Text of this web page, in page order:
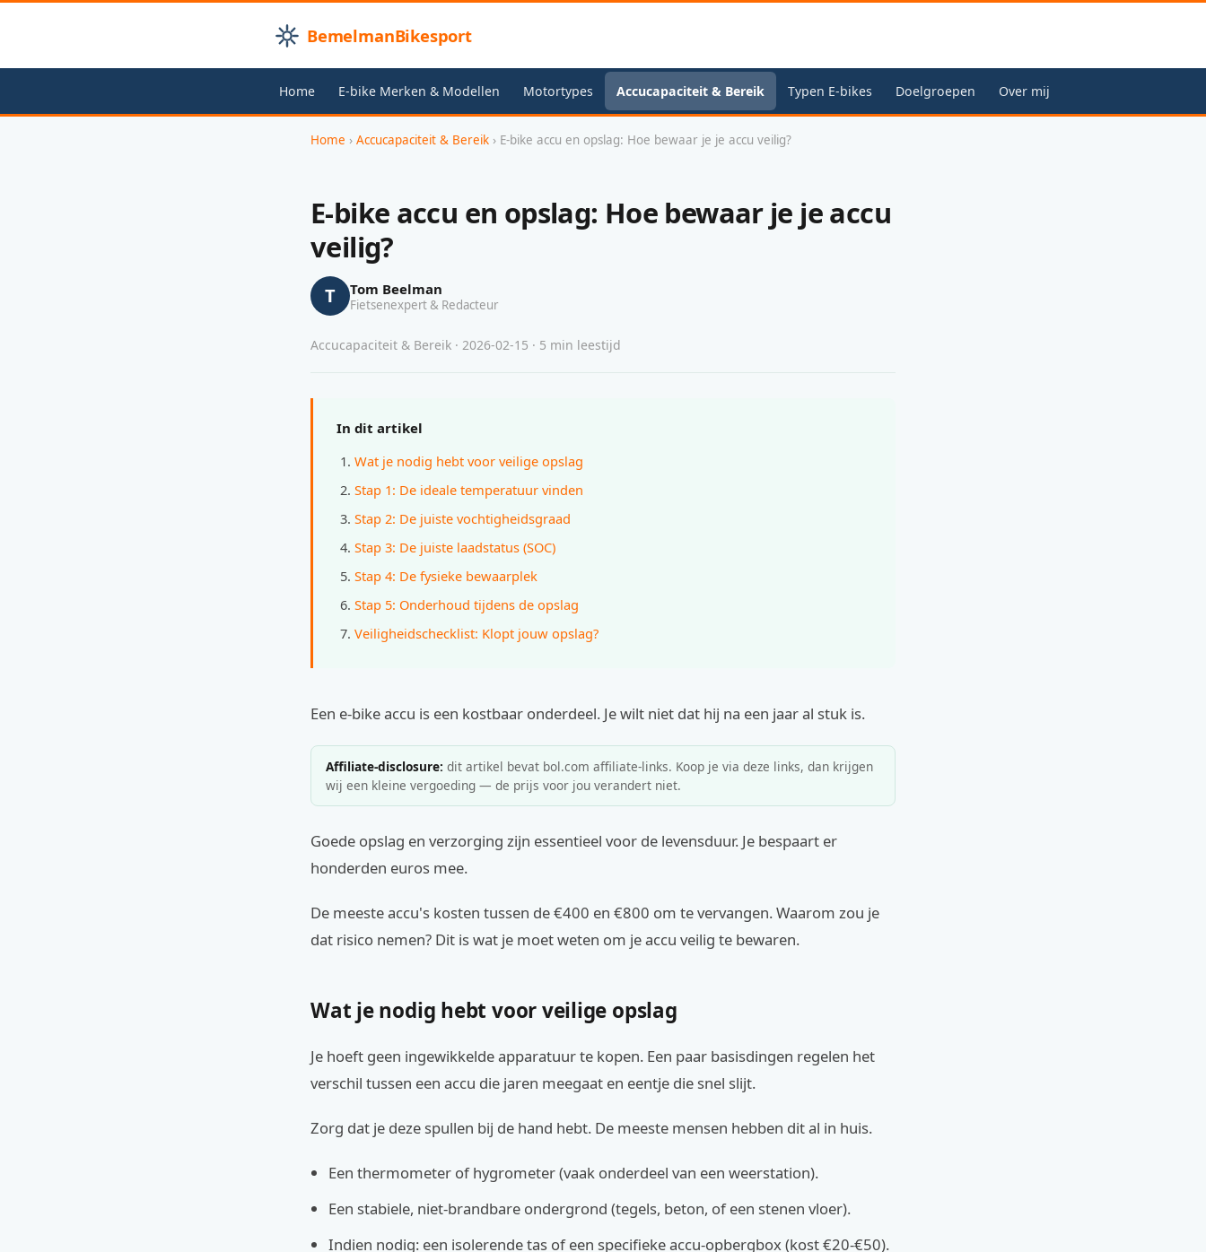
BemelmanBikesport
Home E-bike Merken & Modellen Motortypes Accucapaciteit & Bereik Typen E-bikes Doelgroepen Over mij
Home › Accucapaciteit & Bereik › E-bike accu en opslag: Hoe bewaar je je accu veilig?
E-bike accu en opslag: Hoe bewaar je je accu
veilig?
T Tom Beelman
Fietsenexpert & Redacteur
Accucapaciteit & Bereik · 2026-02-15 · 5 min leestijd
In dit artikel
Wat je nodig hebt voor veilige opslag
Stap 1: De ideale temperatuur vinden
Stap 2: De juiste vochtigheidsgraad
Stap 3: De juiste laadstatus (SOC)
Stap 4: De fysieke bewaarplek
Stap 5: Onderhoud tijdens de opslag
Veiligheidschecklist: Klopt jouw opslag?
Een e-bike accu is een kostbaar onderdeel. Je wilt niet dat hij na een jaar al stuk is.
Affiliate-disclosure: dit artikel bevat bol.com affiliate-links. Koop je via deze links, dan krijgen
wij een kleine vergoeding — de prijs voor jou verandert niet.
Goede opslag en verzorging zijn essentieel voor de levensduur. Je bespaart er
honderden euros mee.
De meeste accu's kosten tussen de €400 en €800 om te vervangen. Waarom zou je
dat risico nemen? Dit is wat je moet weten om je accu veilig te bewaren.
Wat je nodig hebt voor veilige opslag
Je hoeft geen ingewikkelde apparatuur te kopen. Een paar basisdingen regelen het
verschil tussen een accu die jaren meegaat en eentje die snel slijt.
Zorg dat je deze spullen bij de hand hebt. De meeste mensen hebben dit al in huis.
Een thermometer of hygrometer (vaak onderdeel van een weerstation).
Een stabiele, niet-brandbare ondergrond (tegels, beton, of een stenen vloer).
Indien nodig: een isolerende tas of een specifieke accu-opbergbox (kost €20-€50).